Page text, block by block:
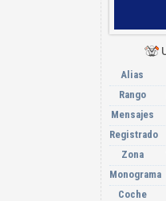
Alias
Rango
Mensajes
Registrado
Zona
Monograma
Coche